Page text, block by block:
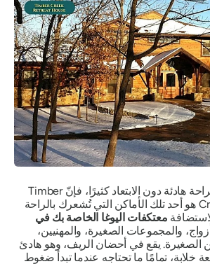
إذا كنت تتوق إلى استراحة هادئة دون الابتعاد كثيرًا، فإنّ Timber
Creek Retreat House هو أحد تلك الأماكن التي تُشعرك بالراحة
معتكفات اليوغا الخاصة بك في
والمجموعات الصغيرة، والمهنيين،
يقع في أحضان الريف، وهو هادئ
تمامًا ما تحتاجه عندما تبدأ ضغوط